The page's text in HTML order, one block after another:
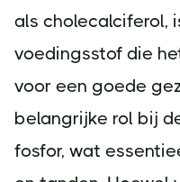
als cholecalciferol,
voedingsstof die
voor een goede
belangrijke rol bij
fosfor, wat